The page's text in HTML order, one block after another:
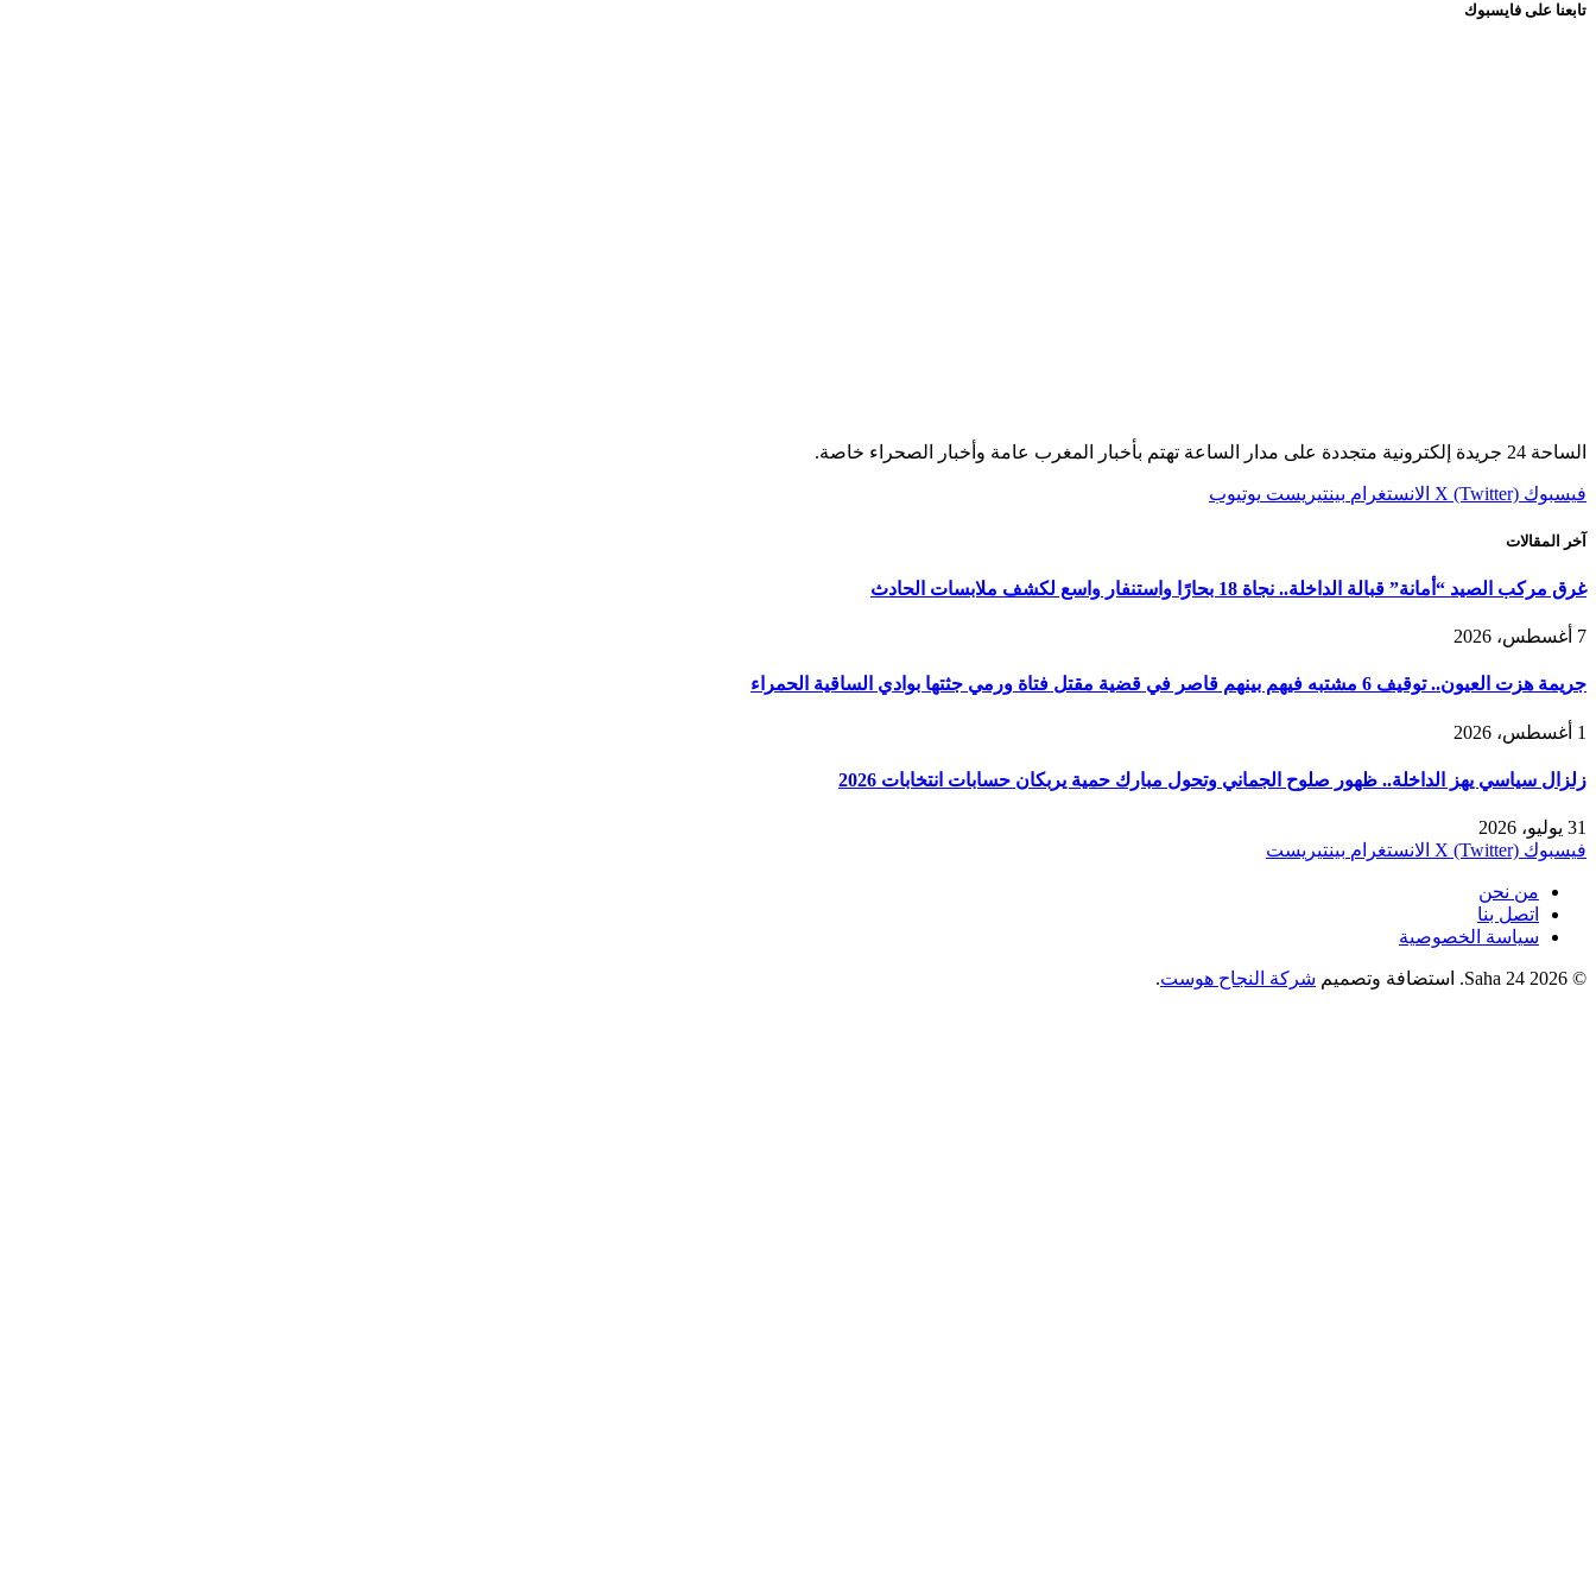
تابعنا على فايسبوك
الساحة 24 جريدة إلكترونية متجددة على مدار الساعة تهتم بأخبار المغرب عامة وأخبار الصحراء خاصة.
فيسبوك X (Twitter) الانستغرام بينتيريست يوتيوب
آخر المقالات
غرق مركب الصيد “أمانة” قبالة الداخلة.. نجاة 18 بحارًا واستنفار واسع لكشف ملابسات الحادث
7 أغسطس، 2026
جريمة هزت العيون.. توقيف 6 مشتبه فيهم بينهم قاصر في قضية مقتل فتاة ورمي جثتها بوادي الساقية الحمراء
1 أغسطس، 2026
زلزال سياسي يهز الداخلة.. ظهور صلوح الجماني وتحول مبارك حمية يربكان حسابات انتخابات 2026
31 يوليو، 2026
فيسبوك X (Twitter) الانستغرام بينتيريست
من نحن
اتصل بنا
سياسة الخصوصية
© 2026 Saha 24. استضافة وتصميم شركة النجاح هوست.